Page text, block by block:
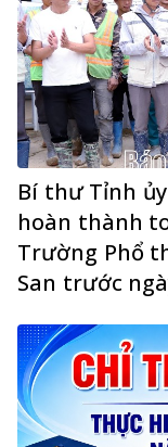
Bí thư Tỉnh
hoàn thành
Trường Phổ
San trước